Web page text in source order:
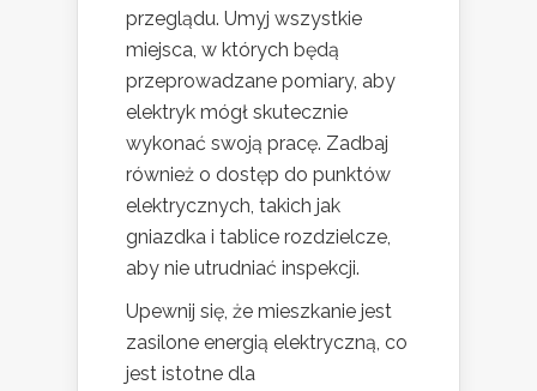
przeglądu. Umyj wszystkie
miejsca, w których będą
przeprowadzane pomiary, aby
elektryk mógł skutecznie
wykonać swoją pracę. Zadbaj
również o dostęp do punktów
elektrycznych, takich jak
gniazdka i tablice rozdzielcze,
aby nie utrudniać inspekcji.
Upewnij się, że mieszkanie jest
zasilone energią elektryczną, co
jest istotne dla